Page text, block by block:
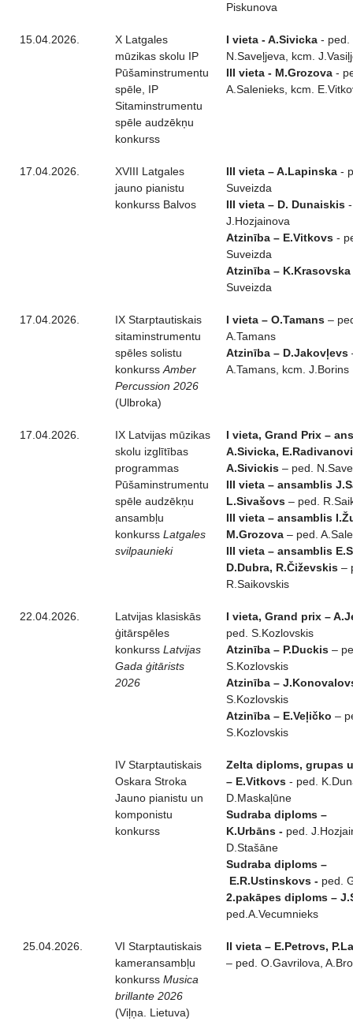
Piskunova
15.04.2026.
X Latgales
mūzikas skolu IP
Pūšaminstrumentu
spēle, IP
Sitaminstrumentu
spēle audzēkņu
konkurss
I vieta - A.Sivicka - ped.
N.Saveļjeva, kcm.
III vieta - M.Grozova -
A.Salenieks, kcm.
17.04.2026.
XVIII Latgales
jauno pianistu
konkurss Balvos
III vieta – A.Lapinska -
Suveizda
III vieta – D. Dunaiskis
J.Hozjainova
Atzinība – E.Vitkovs -
Suveizda
Atzinība – K.Krasovska
Suveizda
17.04.2026.
IX Starptautiskais
sitaminstrumentu
spēles solistu
konkurss Amber
Percussion 2026
(Ulbroka)
I vieta – O.Tamans –
A.Tamans
Atzinība – D.Jakovļevs
A.Tamans, kcm. J.Borins
17.04.2026.
IX Latvijas mūzikas
skolu izglītības
programmas
Pūšaminstrumentu
spēle audzēkņu
ansambļu
konkurss Latgales
svilpaunieki
I vieta, Grand Prix –
A.Sivicka,
A.Sivickis – ped.
III vieta – ansamblis
L.Sivašovs – ped.
III vieta – ansamblis
M.Grozova – ped.
III vieta – ansamblis
D.Dubra, R.Čiževskis –
R.Saikovskis
22.04.2026.
Latvijas klasiskās
ģitārspēles
konkurss Latvijas
Gada ģitārists
2026
I vieta, Grand prix –
ped. S.Kozlovskis
Atzinība – P.Duckis –
S.Kozlovskis
Atzinība –
S.Kozlovskis
Atzinība – E.Veļičko –
S.Kozlovskis
IV Starptautiskais
Oskara Stroka
Jauno pianistu un
komponistu
konkurss
Zelta diploms, grupas
– E.Vitkovs - ped.
D.Maskaļūne
Sudraba diploms –
K.Urbāns - ped.
D.Stašāne
Sudraba diploms –
E.R.Ustinskovs - ped.
2.pakāpes diploms –
ped.A.Vecumnieks
25.04.2026.
VI Starptautiskais
kameransambļu
konkurss Musica
brillante 2026
(Viļņa. Lietuva)
II vieta – E.Petrovs,
– ped. O.Gavrilova,